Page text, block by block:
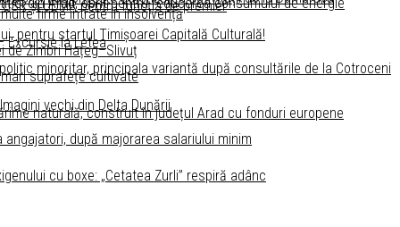
și UDMR pentru funcţia de premier
minoritar, principala variantă după consultările de la Cotroceni
firme intrate în insolvență
suprafețe cultivate
după majorarea salariului minim
pentru startul Timişoarei Capitală Culturală!
Excursie la Letea
vechi din Delta Dunării
de Zimbri Hațeg–Slivuț
naturală, construit în județul Arad cu fonduri europene
cu boxe: „Cetatea Zurli” respiră adânc